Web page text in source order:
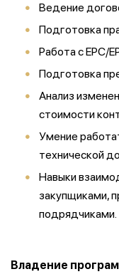
Ведение
Подготовка
Работа с EPC/
Подготовка
Анализ
стоимости
Умение
технической
Навыки
закупщиками,
подрядчиками.
Владение